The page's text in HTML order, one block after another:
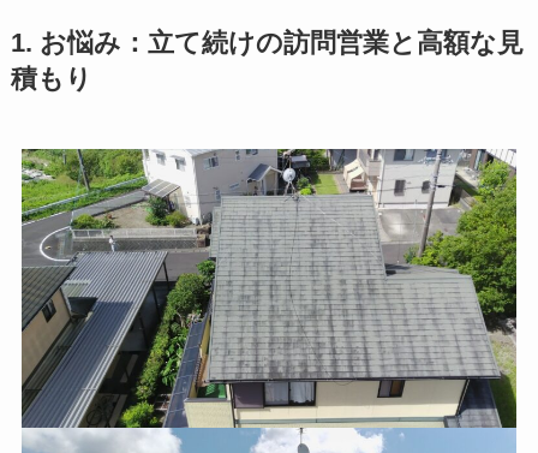
1. お悩み：立て続けの訪問営業と高額な見
積もり